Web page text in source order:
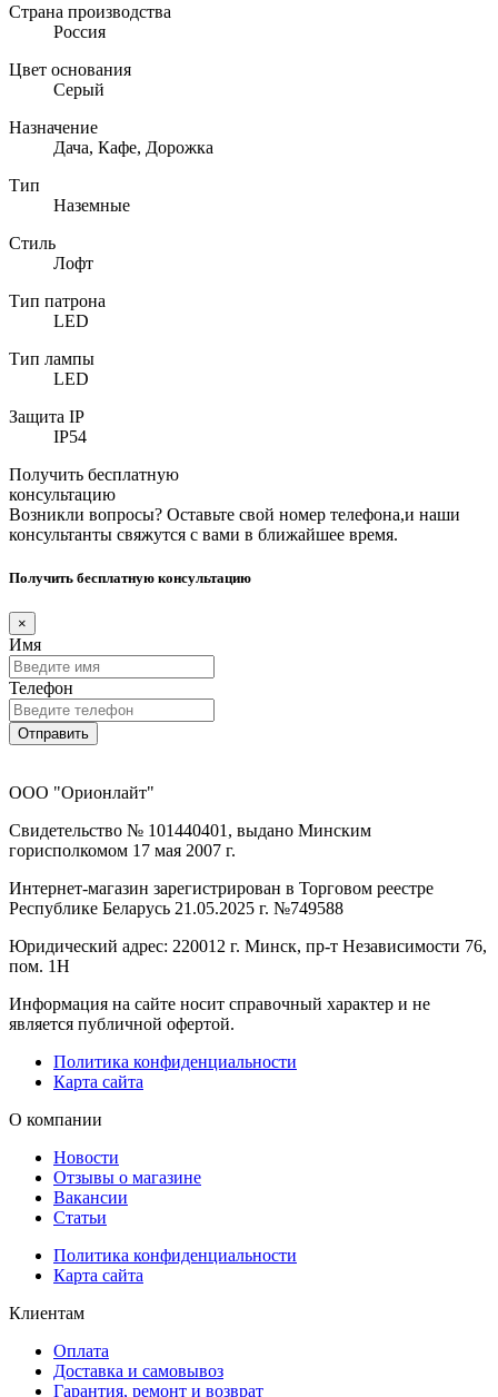
Страна производства
Россия
Цвет основания
Серый
Назначение
Дача, Кафе, Дорожка
Тип
Наземные
Стиль
Лофт
Тип патрона
LED
Тип лампы
LED
Защита IP
IP54
Получить бесплатную
консультацию
Возникли вопросы? Оставьте свой номер телефона,и наши
консультанты свяжутся с вами в ближайшее время.
Получить бесплатную консультацию
×
Имя
Телефон
Отправить
ООО "Орионлайт"
Свидетельство № 101440401, выдано Минским
горисполкомом 17 мая 2007 г.
Интернет-магазин зарегистрирован в Торговом реестре
Республике Беларусь 21.05.2025 г. №749588
Юридический адрес: 220012 г. Минск, пр-т Независимости 76,
пом. 1Н
Информация на сайте носит справочный характер и не
является публичной офертой.
Политика конфиденциальности
Карта сайта
О компании
Новости
Отзывы о магазине
Вакансии
Статьи
Политика конфиденциальности
Карта сайта
Клиентам
Оплата
Доставка и самовывоз
Гарантия, ремонт и возврат